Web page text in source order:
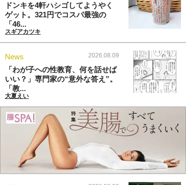
ドンキを4軒ハシゴしてようやく
ゲット。321円でコスパ最強の
「46...
スギアカツキ
News 2026.08.09
「わが子への性教育、何を話せば
いい？」専門家の“意外な答え”。
「教...
大夏えい